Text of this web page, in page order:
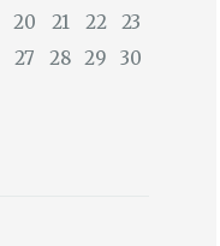
20 21 22
23
27 28 29
30